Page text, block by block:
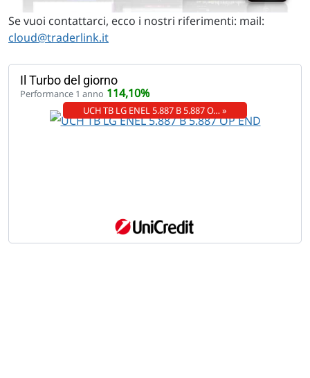
Se vuoi contattarci, ecco i nostri riferimenti: mail:
cloud@traderlink.it
Il Turbo del giorno
Performance 1 anno 114,10%
UCH TB LG ENEL 5.887 B 5.887 O… »